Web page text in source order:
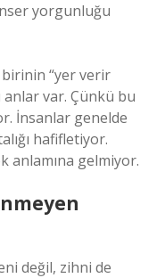
yorgunluğu
“yer verir
anlar var. Çünkü bu
İnsanlar genelde
hafifletiyor.
anlamına gelmiyor.
değil, zihni de